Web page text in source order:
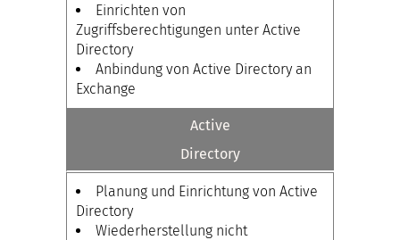
Einrichten von
Zugriffsberechtigungen unter Active
Directory
Anbindung von Active Directory an
Exchange
Active
Directory
Planung und Einrichtung von Active
Directory
Wiederherstellung nicht